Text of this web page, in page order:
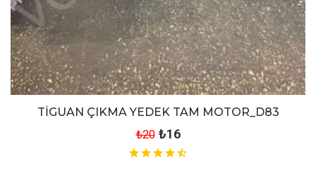
TİGUAN ÇIKMA YEDEK TAM MOTOR_D83
₺20 ₺16